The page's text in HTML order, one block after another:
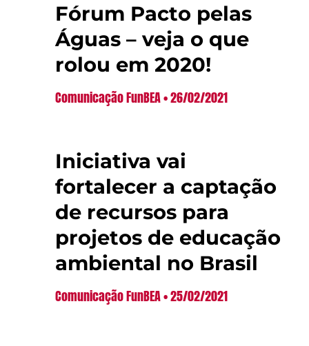
Fórum Pacto pelas
Águas – veja o que
rolou em 2020!
Comunicação FunBEA 26/02/2021
Iniciativa vai
fortalecer a captação
de recursos para
projetos de educação
ambiental no Brasil
Comunicação FunBEA 25/02/2021